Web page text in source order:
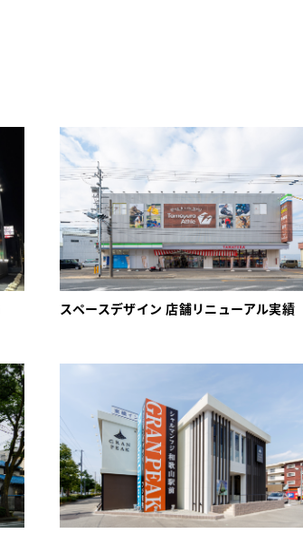
スペースデザイン 店舗リニューアル実績